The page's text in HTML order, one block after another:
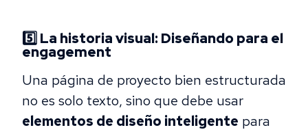
5️⃣ La historia visual: Diseñando para el
engagement
Una página de proyecto bien estructurada
no es solo texto, sino que debe usar
elementos de diseño inteligente para